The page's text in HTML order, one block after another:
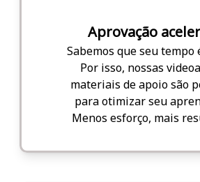
Aprovação
Sabemos que seu tempo
Por isso, nossas
materiais de apoio são
para otimizar seu
Menos esforço, mais